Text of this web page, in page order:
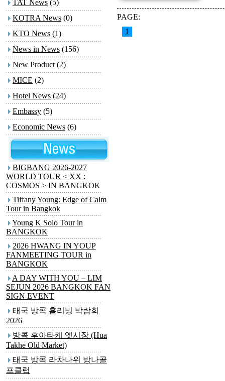
TAT News (5)
KOTRA News (0)
KTO News (1)
News in News (156)
New Product (2)
MICE (2)
Hotel News (24)
Embassy (5)
Economic News (6)
BIGBANG 2026-2027
WORLD TOUR < XX :
COSMOS > IN BANGKOK
Tiffany Young: Edge of Calm
Tour in Bangkok
Young K Solo Tourin
BANGKOK
2026 HWANG IN YOUP
FANMEETING TOUR in
BANGKOK
A DAY WITH YOU – LIM
SEJUN 2026 BANGKOK FAN
SIGN EVENT
태국 방콕 홈리빙 박람회
2026
방콕 후아타케 옛시장 (Hua
Takhe Old Market)
태국 방콕 라차나위 방나골
프클럽
PAGE:
1